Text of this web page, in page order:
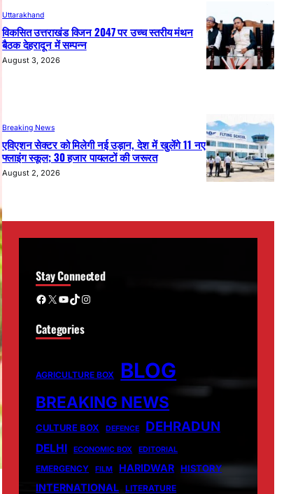
Uttarakhand
विकसित उत्तराखंड विजन 2047 पर उच्च स्तरीय मंथन
बैठक देहरादून में सम्पन्न
August 3, 2026
Breaking News
एविएशन सेक्टर को मिलेगी नई उड़ान, देश में खुलेंगे 11 नए
फ्लाइंग स्कूल; 30 हजार पायलटों की जरूरत
August 2, 2026
Stay Connected
Facebook X YouTube TikTok Instagram
Categories
AGRICULTURE BOX BLOG
BREAKING NEWS
CULTURE BOX DEFENCE DEHRADUN
DELHI ECONOMIC BOX EDITORIAL
EMERGENCY FILM HARIDWAR HISTORY
INTERNATIONAL
LITERATURE